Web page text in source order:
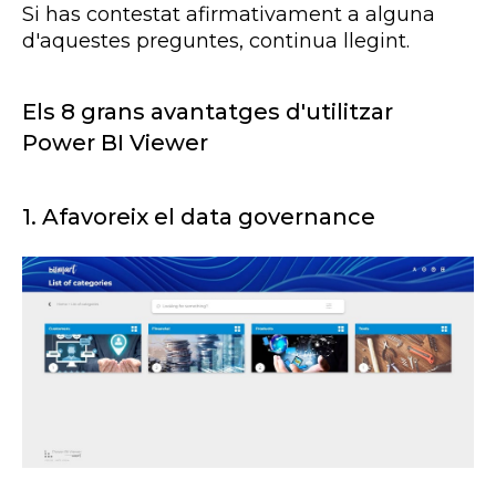
Si has contestat afirmativament a alguna
d'aquestes preguntes, continua llegint.
Els 8 grans avantatges d'utilitzar
Power BI Viewer
1. Afavoreix el data governance